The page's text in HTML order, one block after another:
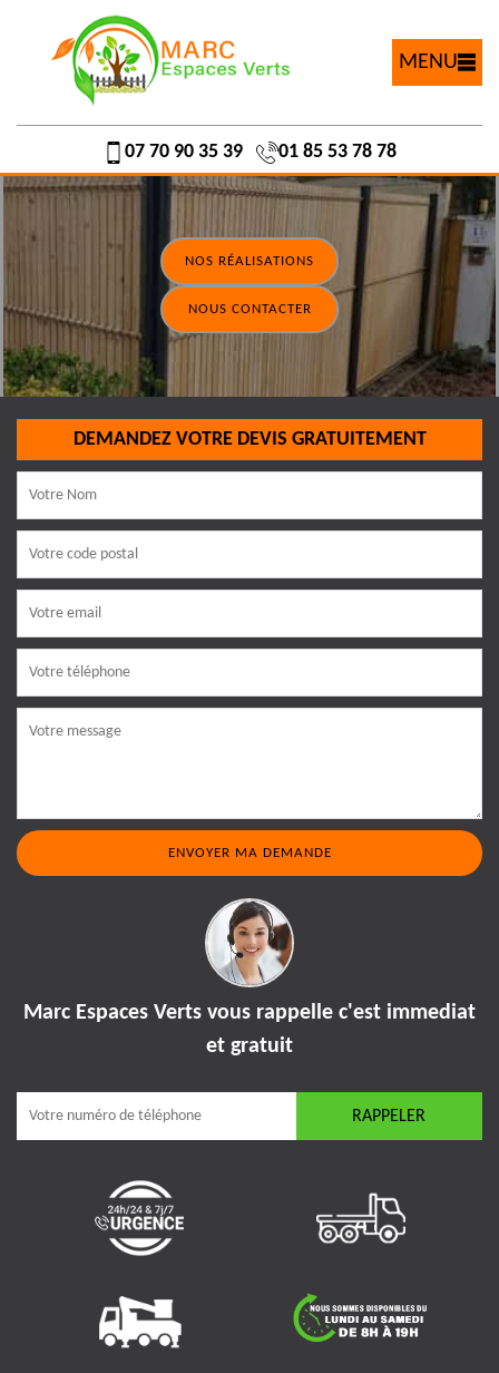
MENU
07 70 90 35 39 01 85 53 78 78
NOS RÉALISATIONS
NOUS CONTACTER
DEMANDEZ VOTRE DEVIS GRATUITEMENT
Marc Espaces Verts vous rappelle c'est immediat
et gratuit